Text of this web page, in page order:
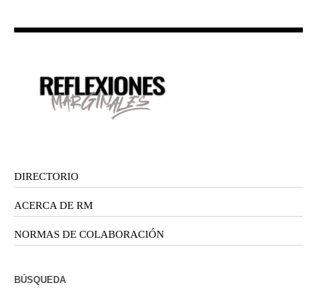
DIRECTORIO
ACERCA DE RM
NORMAS DE COLABORACIÓN
BÚSQUEDA